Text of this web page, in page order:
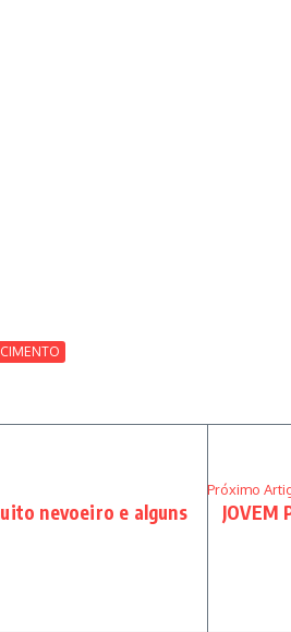
nevoeiro e alguns
Próximo
JOVEM